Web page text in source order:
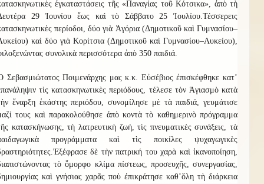
ἐγκαταστάσεις τῆς «Παναγίας τοῦ Κότσικα», ἀπὸ τὴ
29 Ἰουνίου ἕως καὶ τὸ Σάββατο 25 Ἰουλίου.Τέσσερεις
περίοδοι, δύο γιὰ Ἀγόρια (Δημοτικοῦ καὶ Γυμνασίου–
καὶ δύο γιὰ Κορίτσια (Δημοτικοῦ καὶ Γυμνασίου–Λυκείου),
συνολικὰ περισσότερα ἀπὸ 350 παιδιά.
Σεβασμιώτατος Ποιμενάρχης μας κ.κ. Εὐσέβιος ἐπισκέφθηκε κατ’
τὶς κατασκηνωτικὲς περιόδους, τέλεσε τὸν Ἁγιασμὸ κατὰ
ἔναρξη ἑκάστης περιόδου, συνομίλησε μὲ τὰ παιδιά, γευμάτισε
τους καὶ παρακολούθησε ἀπὸ κοντὰ τὸ καθημερινὸ πρόγραμμα
κατασκήνωσης, τὴ λατρευτικὴ ζωή, τὶς πνευματικὲς συνάξεις, τὰ
προγράμματα καὶ τὶς ποικίλες ψυχαγωγικὲς
Ἐξέφρασε δὲ τὴν πατρική του χαρὰ καὶ ἱκανοποίηση,
τὸ ὄμορφο κλίμα πίστεως, προσευχῆς, συνεργασίας,
καὶ γνήσιας χαρᾶς ποὺ ἐπικράτησε καθ’ὅλη τὴ διάρκεια